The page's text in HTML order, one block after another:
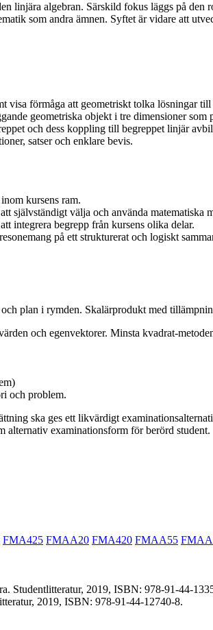
linjära algebran. Särskild fokus läggs på
som andra ämnen. Syftet är vidare att
visa förmåga att geometriskt tolka lösningar till
geometriska objekt i tre dimensioner
och dess koppling till begreppet linjär
satser och enklare bevis.
kursens ram.
självständigt välja och använda matematiska
integrera begrepp från kursens olika delar.
på ett strukturerat och logiskt
plan i rymden. Skalärprodukt med
och egenvektorer. Minsta kvadrat-
och problem.
ska ges ett likvärdigt
alternativ examinationsform för berörd student.
FMA425 FMAA20 FMA420 FMAA55
Studentlitteratur, 2019, ISBN: 978-91-44-
2019, ISBN: 978-91-44-12740-8.